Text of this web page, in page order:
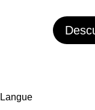
Langue